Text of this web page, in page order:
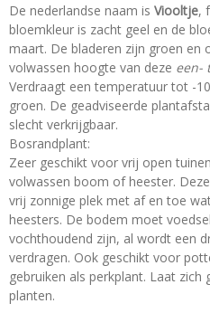
De nederlandse naam is Viooltje,
bloemkleur is zacht geel en de
maart. De bladeren zijn groen en
volwassen hoogte van deze een-
Verdraagt een temperatuur tot -
groen. De geadviseerde
slecht verkrijgbaar.
Bosrandplant:
Zeer geschikt voor vrij open
volwassen boom of heester.
vrij zonnige plek met af en toe
heesters. De bodem moet
vochthoudend zijn, al wordt een
verdragen. Ook geschikt voor
gebruiken als perkplant. Laat
planten.